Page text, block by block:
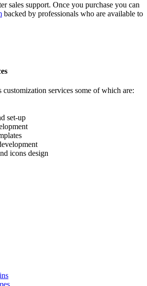
sales support. Once you purchase you can
backed by professionals who are available to
customization services some of which are:
set-up
icons design